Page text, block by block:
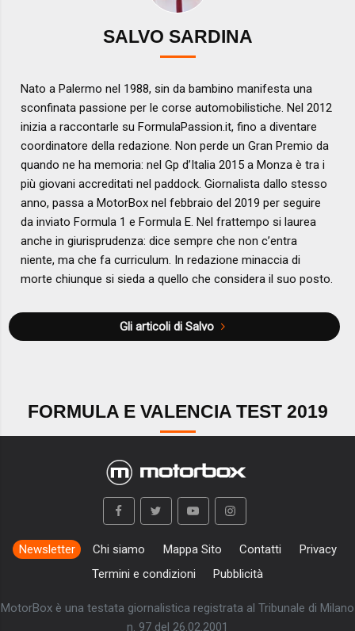
SALVO SARDINA
Nato a Palermo nel 1988, sin da bambino manifesta una
sconfinata passione per le corse automobilistiche. Nel 2012
inizia a raccontarle su FormulaPassion.it, fino a diventare
coordinatore della redazione. Non perde un Gran Premio da
quando ne ha memoria: nel Gp d’Italia 2015 a Monza è tra i
più giovani accreditati nel paddock. Giornalista dallo stesso
anno, passa a MotorBox nel febbraio del 2019 per seguire
da inviato Formula 1 e Formula E. Nel frattempo si laurea
anche in giurisprudenza: dice sempre che non c’entra
niente, ma che fa curriculum. In redazione minaccia di
morte chiunque si sieda a quello che considera il suo posto.
Gli articoli di Salvo
FORMULA E VALENCIA TEST 2019
Newsletter Chi siamo Mappa Sito Contatti
Privacy
Termini e condizioni
Pubblicità
MotorBox è una testata giornalistica registrata al Tribunale di Milano
n. 97 del 26.02.2001